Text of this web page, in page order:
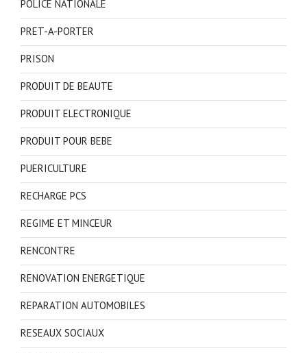
POLICE NATIONALE
PRET-A-PORTER
PRISON
PRODUIT DE BEAUTE
PRODUIT ELECTRONIQUE
PRODUIT POUR BEBE
PUERICULTURE
RECHARGE PCS
REGIME ET MINCEUR
RENCONTRE
RENOVATION ENERGETIQUE
REPARATION AUTOMOBILES
RESEAUX SOCIAUX